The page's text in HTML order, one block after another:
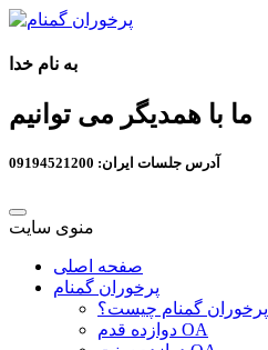
به نام خدا
ما با همدیگر می توانیم
آدرس جلسات ایران: 09194521200
منوی سایت
صفحه اصلی
پرخوران گمنام
پرخوران گمنام چیست؟
دوازده قدم OA